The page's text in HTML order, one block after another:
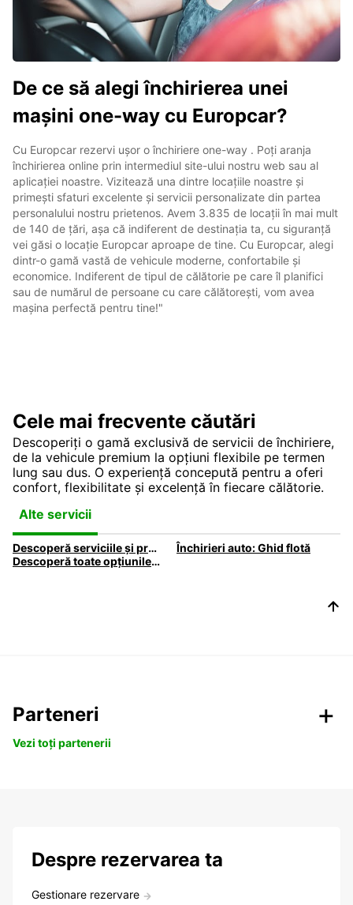
De ce să alegi închirierea unei
mașini one-way cu Europcar?
Cu Europcar rezervi ușor o închiriere one-way . Poți aranja
închirierea online prin intermediul site-ului nostru web sau al
aplicației noastre. Vizitează una dintre locațiile noastre și
primești sfaturi excelente și servicii personalizate din partea
personalului nostru prietenos. Avem 3.835 de locații în mai mult
de 140 de țări, așa că indiferent de destinația ta, cu siguranță
vei găsi o locație Europcar aproape de tine. Cu Europcar, alegi
dintr-o gamă vastă de vehicule moderne, confortabile și
economice. Indiferent de tipul de călătorie pe care îl planifici
sau de numărul de persoane cu care călătorești, vom avea
mașina perfectă pentru tine!"
Cele mai frecvente căutări
Descoperiți o gamă exclusivă de servicii de închiriere,
de la vehicule premium la opțiuni flexibile pe termen
lung sau dus. O experiență concepută pentru a oferi
confort, flexibilitate și excelență în fiecare călătorie.
Alte servicii
Descoperă serviciile și produsele Europcar
Închirieri auto: Ghid flotă
Descoperă toate opțiunile de închiriere auto disponibile la Europcar.
Parteneri
Vezi toți partenerii
Despre rezervarea ta
Gestionare rezervare